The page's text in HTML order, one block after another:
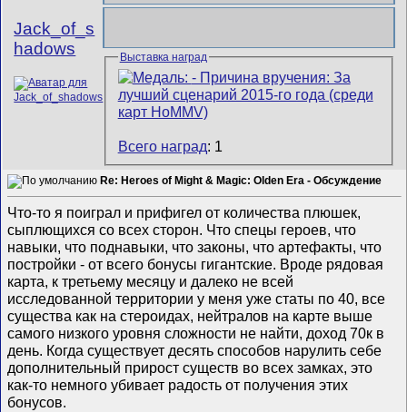
Jack_of_s
hadows
Выставка наград
Всего наград: 1
Re: Heroes of Might & Magic: Olden Era - Обсуждение
Что-то я поиграл и прифигел от количества плюшек,
сыплющихся со всех сторон. Что спецы героев, что
навыки, что поднавыки, что законы, что артефакты, что
постройки - от всего бонусы гигантские. Вроде рядовая
карта, к третьему месяцу и далеко не всей
исследованной территории у меня уже статы по 40, все
существа как на стероидах, нейтралов на карте выше
самого низкого уровня сложности не найти, доход 70к в
день. Когда существует десять способов нарулить себе
дополнительный прирост существ во всех замках, это
как-то немного убивает радость от получения этих
бонусов.